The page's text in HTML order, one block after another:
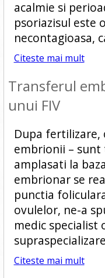
acalmie si
psoriazisul este
necontagioasa,
Citeste mai mult
Transferul
unui FIV
Dupa fertilizare,
embrionii –
amplasati la
embrionar se
punctia
ovulelor, ne-a
medic specialist
Citeste mai mult